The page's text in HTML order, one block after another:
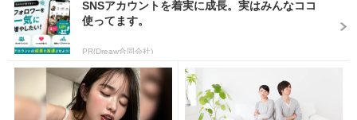
SNSアカウントを着実に成長。実はみんなココ
使ってます。
PR(Dreaw合同会社)